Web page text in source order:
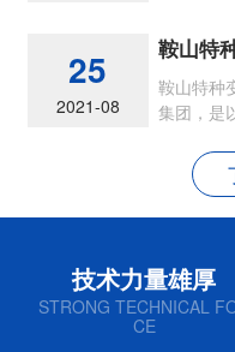
25
2021-08
鞍山特
鞍山特种
集团，是
技术力量雄厚
STRONG TECHNICAL
CE